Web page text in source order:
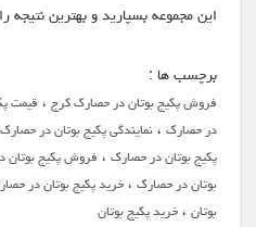
این مجموعه بسپارید و بهترین نتیجه
برچسب ها :
فروش پکیج بوتان در حصارک کرج، قیمت
در حصارک،نمایندگی پکیج بوتان در حصارک
پکیج بوتان در حصارک، فروش پکیج بوتان
بوتان در حصارک،خرید پکیج بوتان در
بوتان،خرید پکیج بوتان